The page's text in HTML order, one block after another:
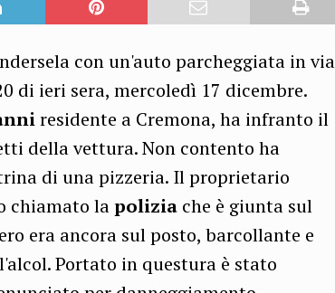
con un'auto parcheggiata in via
di ieri sera, mercoledì 17 dicembre.
residente a Cremona, ha infranto il
della vettura. Non contento ha
di una pizzeria. Il proprietario
chiamato lapolizia che è giunta sul
era ancora sul posto, barcollante e
Portato in questura è stato